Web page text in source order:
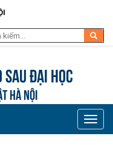
đại học
HÀ NỘI
Toggle